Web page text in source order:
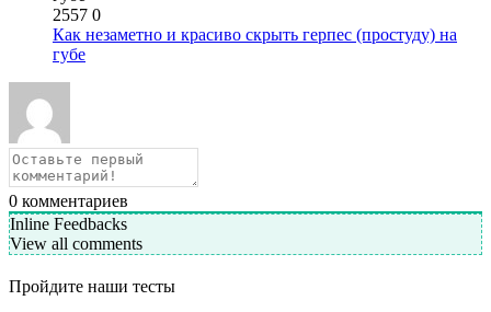
2557 0
Как незаметно и красиво скрыть герпес (простуду) на
губе
0 комментариев
Inline Feedbacks
View all comments
Пройдите наши тесты